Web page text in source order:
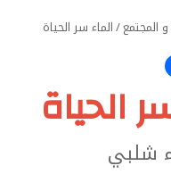
و المجتمع/الماء سر الحياة
الحياة
شلبي